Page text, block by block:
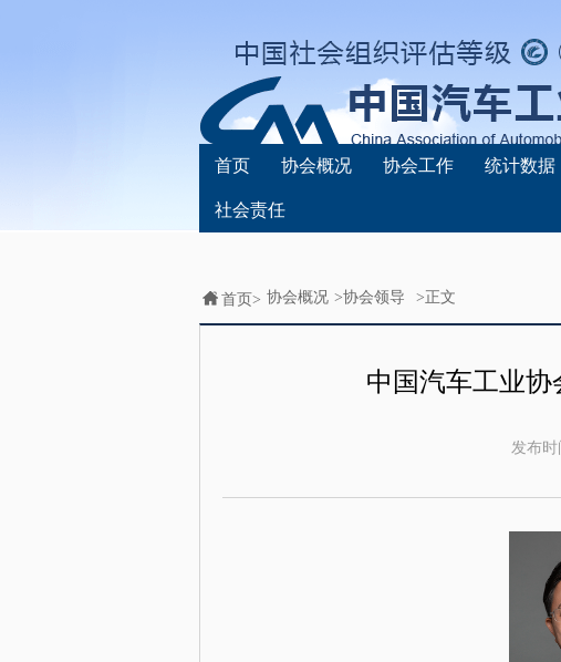
首页 协会概况 协会工作 统计数据
社会责任
首页> 协会概况 >协会领导 >正文
中国汽车工业
发布时